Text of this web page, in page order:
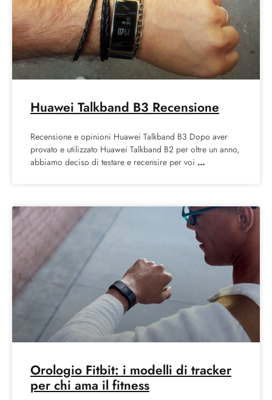
Huawei Talkband B3 Recensione
Recensione e opinioni Huawei Talkband B3 Dopo aver
provato e utilizzato Huawei Talkband B2 per oltre un anno,
abbiamo deciso di testare e recensire per voi
Orologio Fitbit: i modelli di tracker
per chi ama il fitness